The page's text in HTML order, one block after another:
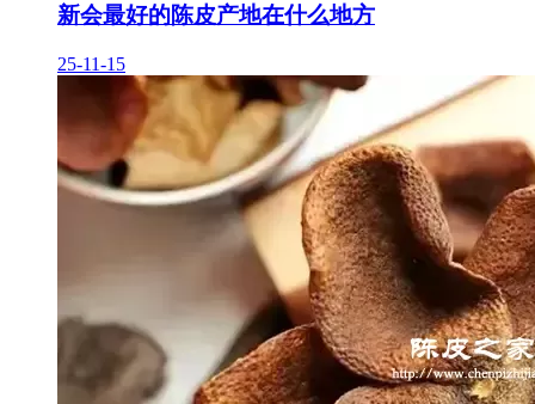
新会最好的陈皮产地在什么地方
25-11-15